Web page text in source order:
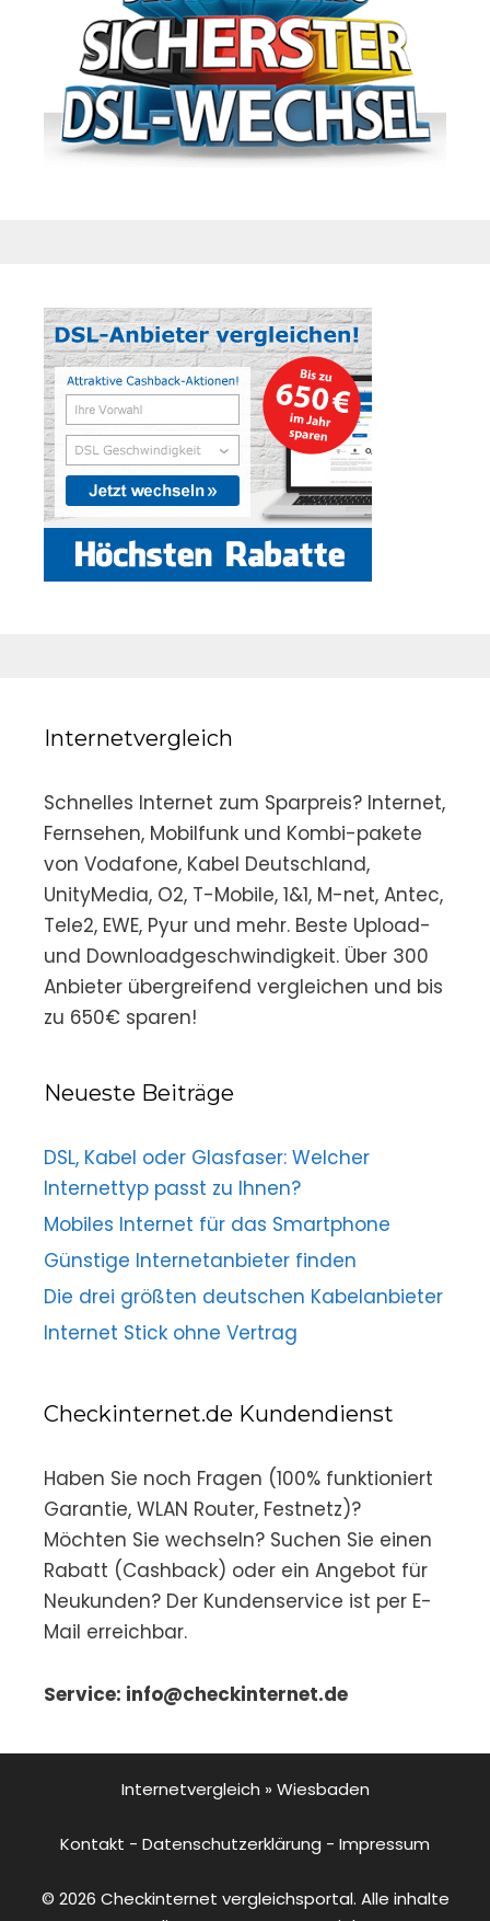
Internetvergleich
Schnelles Internet zum Sparpreis? Internet,
Fernsehen, Mobilfunk und Kombi-pakete
von Vodafone, Kabel Deutschland,
UnityMedia, O2, T-Mobile, 1&1, M-net, Antec,
Tele2, EWE, Pyur und mehr. Beste Upload-
und Downloadgeschwindigkeit. Über 300
Anbieter übergreifend vergleichen und bis
zu 650€ sparen!
Neueste Beiträge
DSL, Kabel oder Glasfaser: Welcher
Internettyp passt zu Ihnen?
Mobiles Internet für das Smartphone
Günstige Internetanbieter finden
Die drei größten deutschen Kabelanbieter
Internet Stick ohne Vertrag
Checkinternet.de Kundendienst
Haben Sie noch Fragen (100% funktioniert
Garantie, WLAN Router, Festnetz)?
Möchten Sie wechseln? Suchen Sie einen
Rabatt (Cashback) oder ein Angebot für
Neukunden? Der Kundenservice ist per E-
Mail erreichbar.
Service: info@checkinternet.de
Internetvergleich » Wiesbaden
Kontakt - Datenschutzerklärung - Impressum
© 2026 Checkinternet vergleichsportal. Alle inhalte